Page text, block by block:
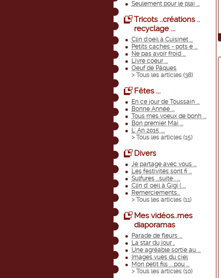
Seulement pour le plai ...
Tricots ..créations ..
recyclage ...
Clin d'oeil à Cuisinet ...
Petits caches - pots e ...
Ne pas avoir froid ...
Livre coeur ...
Oeuf de Pâques
> Tous les articles (38)
Fêtes ...
En ce jour de Toussain ...
Bonne Année ...
Tous mes voeux de bonh ...
Bon premier Mai ...
L' An 2015 ....
> Tous les articles (15)
Divers
Je partage avec vous ...
Les festivités sont fi ...
Sulfures ...suite . ...
Clin d' oeil à Gigi ( ...
Remerciements...
> Tous les articles (11)
Mes vidéos..mes
diaporamas
Parade de fleurs ...
La star du jour ,
Une agréable sortie au ...
Images vues du ciel
Mon petit fils ... pou ...
> Tous les articles (10)